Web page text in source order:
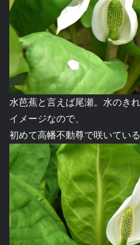
水芭蕉と言えば尾瀬。水のき
イメージなので、
初めて高幡不動尊で咲いてい